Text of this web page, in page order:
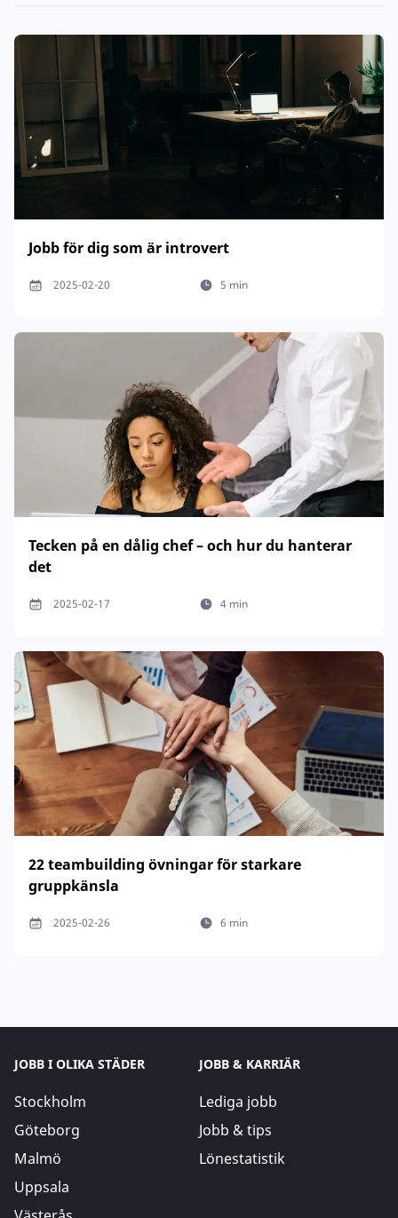
Jobb för dig som är introvert
2025-02-20 5 min
Tecken på en dålig chef – och hur du hanterar
det
2025-02-17 4 min
22 teambuilding övningar för starkare
gruppkänsla
2025-02-26 6 min
JOBB I OLIKA STÄDER
Stockholm
Göteborg
Malmö
Uppsala
JOBB & KARRIÄR
Lediga jobb
Jobb & tips
Lönestatistik